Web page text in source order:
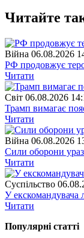
Читайте
Війна 06.08.2026
РФ продовжує
Читати
Свiт 06.08.2026
Трамп вимагає
Читати
Війна 06.08.2026
Сили оборони
Читати
Суспiльство
У екскомандувача
Читати
Популярнi статтi